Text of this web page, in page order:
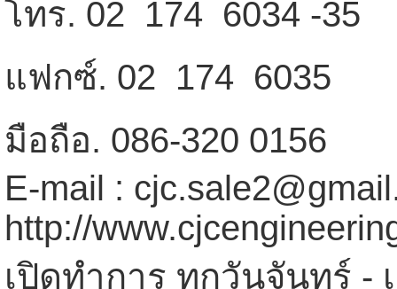
โทร. 02  174  6034 -35
แฟกซ์. 02  174  6035
มือถือ. 086-320 0156
E-mail :
http://
เปิดทำการ ทุกวันจันทร์ -